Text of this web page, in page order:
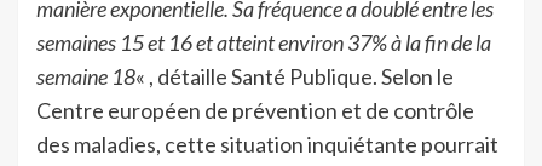
manière exponentielle. Sa fréquence a doublé entre les
semaines 15 et 16 et atteint environ 37% à la fin de la
semaine 18« , détaille Santé Publique. Selon le
Centre européen de prévention et de contrôle
des maladies, cette situation inquiétante pourrait